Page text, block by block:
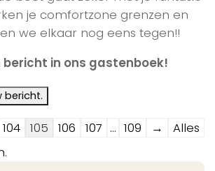
je comfortzone grenzen en
we elkaar nog eens tegen!!
bericht in ons gastenboek!
104 105 106 107 ... 109 →
Alles